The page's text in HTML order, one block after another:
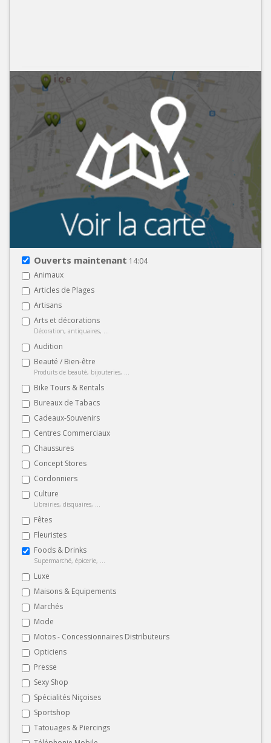
Ouverts maintenant 14:04
Animaux
Articles de Plages
Artisans
Arts et décorations
Décoration, antiquaires, ...
Audition
Beauté / Bien-être
Produits de beauté, bijouteries, ...
Bike Tours & Rentals
Bureaux de Tabacs
Cadeaux-Souvenirs
Centres Commerciaux
Chaussures
Concept Stores
Cordonniers
Culture
Librairies, disquaires, ...
Fêtes
Fleuristes
Foods & Drinks
Supermarché, épicerie, ...
Luxe
Maisons & Equipements
Marchés
Mode
Motos - Concessionnaires Distributeurs
Opticiens
Presse
Sexy Shop
Spécialités Niçoises
Sportshop
Tatouages & Piercings